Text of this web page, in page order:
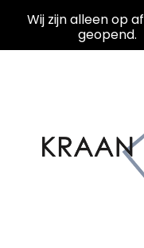
Wij zijn alleen op
geopend.